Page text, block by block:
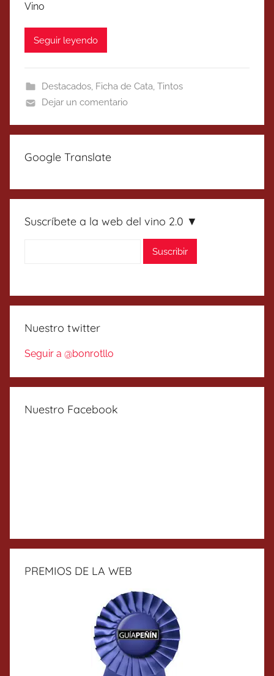
Vino
Seguir leyendo
Destacados, Ficha de Cata, Tintos
Dejar un comentario
Google Translate
Suscríbete a la web del vino 2.0 ▼
Nuestro twitter
Seguir a @bonrotllo
Nuestro Facebook
PREMIOS DE LA WEB